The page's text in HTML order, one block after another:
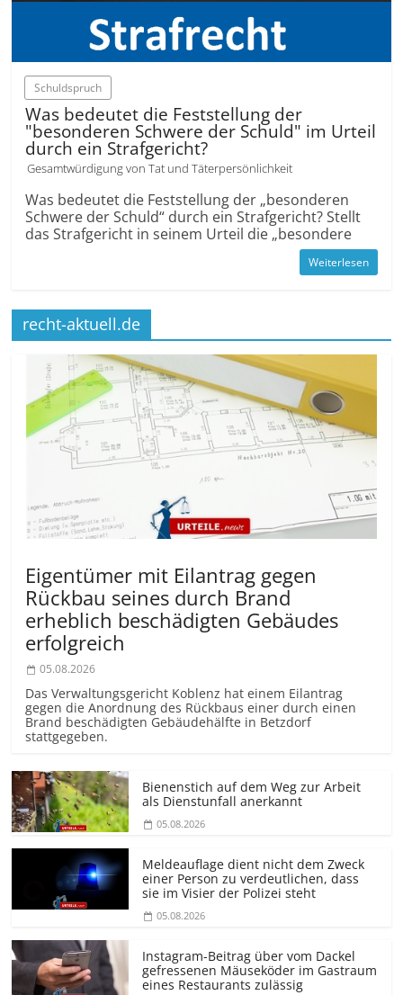
Schuldspruch
Was bedeutet die Feststellung der
"besonderen Schwere der Schuld" im Urteil
durch ein Straf­gericht?
Gesamt­würdigung von Tat und Täter­persönlich­keit
Was bedeutet die Feststellung der „besonderen
Schwere der Schuld“ durch ein Straf­gericht? Stellt
das Straf­gericht in seinem Urteil die „besondere
Weiterlesen
recht-aktuell.de
Eigentümer mit Eilantrag gegen
Rückbau seines durch Brand
erheblich beschädigten Gebäudes
erfolgreich
05.08.2026
Das Verwaltungsgericht Koblenz hat einem Eilantrag
gegen die Anordnung des Rückbaus einer durch einen
Brand beschädigten Gebäudehälfte in Betzdorf
stattgegeben.
Bienenstich auf dem Weg zur Arbeit
als Dienstunfall anerkannt
05.08.2026
Meldeauflage dient nicht dem Zweck
einer Person zu verdeutlichen, dass
sie im Visier der Polizei steht
05.08.2026
Instagram-Beitrag über vom Dackel
gefressenen Mäuseköder im Gastraum
eines Restaurants zulässig